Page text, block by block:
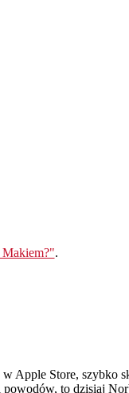
Makiem?".
Apple Store, szybko
to dzisiaj